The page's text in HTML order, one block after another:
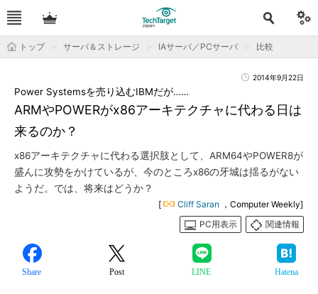
トップ サーバ＆ストレージ IAサーバ／PCサーバ 比較
2014年9月22日
ARMやPOWERがx86アーキテクチャに代わる日は
来るのか？
Power Systemsを売り込むIBMだが……
x86アーキテクチャに代わる選択肢として、ARM64やPOWER8が
盛んに攻勢をかけているが、今のところx86の牙城は揺るがない
ようだ。では、将来はどうか？
[ Cliff Saran ，Computer Weekly]
PC用表示
関連情報
Share Post LINE Hatena